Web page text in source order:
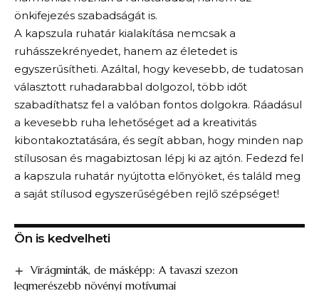
önkifejezés szabadságát is.
A kapszula ruhatár kialakítása nemcsak a
ruhásszekrényedet, hanem az életedet is
egyszerűsítheti. Azáltal, hogy kevesebb, de tudatosan
választott ruhadarabbal dolgozol, több időt
szabadíthatsz fel a valóban fontos dolgokra. Ráadásul
a kevesebb ruha lehetőséget ad a kreativitás
kibontakoztatására, és segít abban, hogy minden nap
stílusosan és magabiztosan lépj ki az ajtón. Fedezd fel
a kapszula ruhatár nyújtotta előnyöket, és találd meg
a saját stílusod egyszerűségében rejlő szépséget!
Ön is kedvelheti
Virágminták, de másképp: A tavaszi szezon
legmerészebb növényi motívumai